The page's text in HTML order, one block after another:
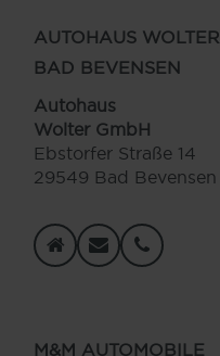
AUTOHAUS WOLTER
BAD BEVENSEN
Autohaus
Wolter GmbH
Ebstorfer Straße 14
29549 Bad Bevensen
M&M AUTOMOBILE